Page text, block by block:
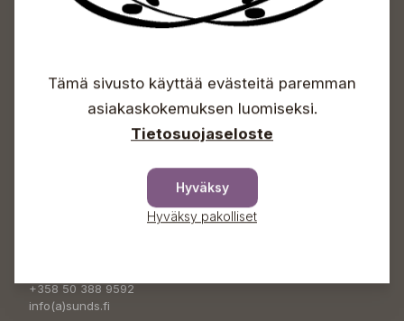
Arkisin 09-18
Lauantaisin 09-16
Info & vaihde
+358 50 388 9592
+358 50 388 9592
info(a)sunds.fi
Tämä sivusto käyttää evästeitä paremman
asiakaskokemuksen luomiseksi.
Tietosuojaseloste
Hyväksy
Hyväksy pakolliset